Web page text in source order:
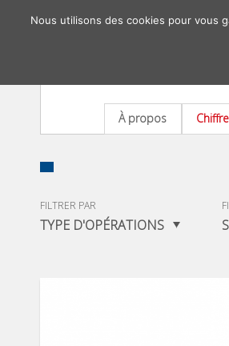
À propos
FILTRER PAR
TYPE D'OPÉRATIONS
Nous utilisons des cookies pour vous